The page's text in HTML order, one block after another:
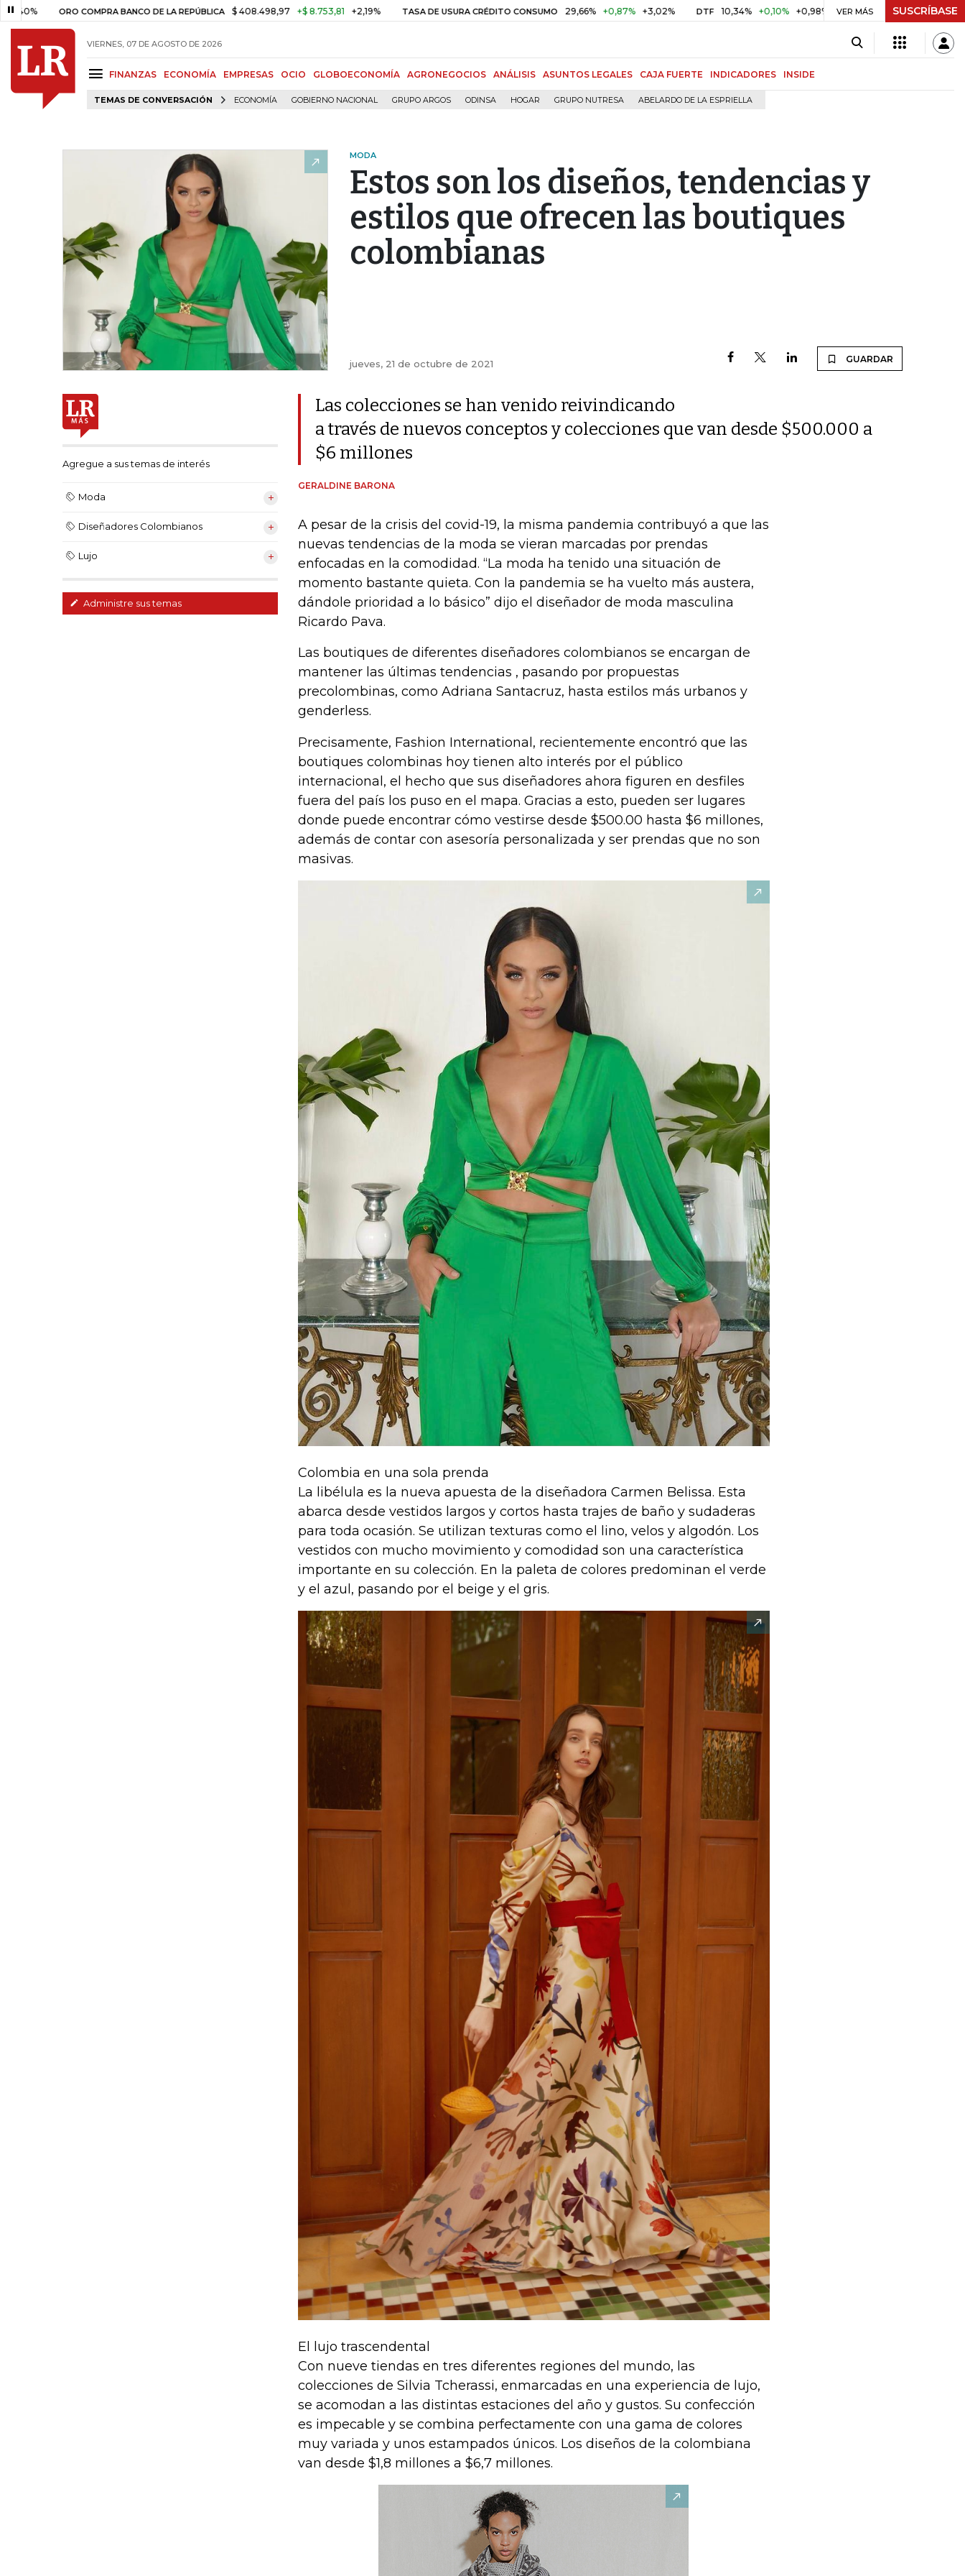
COMPRA BANCO DE LA REPÚBLICA $ 408.498,97 +$ 8.753,81 +2,19% TASA DE USURA CRÉDITO CONSUMO 29,66% +0,87% +3,02% DTF 10,34% +0,10% +0,98% UVR $ 416,91 +$ 0,05 +0,01%
VER MÁS SUSCRÍBASE
VIERNES, 07 DE AGOSTO DE 2026
FINANZAS ECONOMÍA EMPRESAS OCIO GLOBOECONOMÍA AGRONEGOCIOS ANÁLISIS ASUNTOS LEGALES CAJA FUERTE INDICADORES INSIDE
TEMAS DE CONVERSACIÓN ECONOMÍA GOBIERNO NACIONAL GRUPO ARGOS ODINSA HOGAR GRUPO NUTRESA ABELARDO DE LA ESPRIELLA
MODA
Estos son los diseños, tendencias y
estilos que ofrecen las boutiques
colombianas
jueves, 21 de octubre de 2021 GUARDAR
Agregue a sus temas de interés
Moda
Diseñadores Colombianos
Lujo
Administre sus temas
Las colecciones se han venido reivindicando
a través de nuevos conceptos y colecciones que van desde $500.000 a
$6 millones
GERALDINE BARONA
A pesar de la crisis del covid-19, la misma pandemia contribuyó a que las
nuevas tendencias de la moda se vieran marcadas por prendas
enfocadas en la comodidad. “La moda ha tenido una situación de
momento bastante quieta. Con la pandemia se ha vuelto más austera,
dándole prioridad a lo básico” dijo el diseñador de moda masculina
Ricardo Pava.
Las boutiques de diferentes diseñadores colombianos se encargan de
mantener las últimas tendencias , pasando por propuestas
precolombinas, como Adriana Santacruz, hasta estilos más urbanos y
genderless.
Precisamente, Fashion International, recientemente encontró que las
boutiques colombinas hoy tienen alto interés por el público
internacional, el hecho que sus diseñadores ahora figuren en desfiles
fuera del país los puso en el mapa. Gracias a esto, pueden ser lugares
donde puede encontrar cómo vestirse desde $500.00 hasta $6 millones,
además de contar con asesoría personalizada y ser prendas que no son
masivas.
Colombia en una sola prenda
La libélula es la nueva apuesta de la diseñadora Carmen Belissa. Esta
abarca desde vestidos largos y cortos hasta trajes de baño y sudaderas
para toda ocasión. Se utilizan texturas como el lino, velos y algodón. Los
vestidos con mucho movimiento y comodidad son una característica
importante en su colección. En la paleta de colores predominan el verde
y el azul, pasando por el beige y el gris.
El lujo trascendental
Con nueve tiendas en tres diferentes regiones del mundo, las
colecciones de Silvia Tcherassi, enmarcadas en una experiencia de lujo,
se acomodan a las distintas estaciones del año y gustos. Su confección
es impecable y se combina perfectamente con una gama de colores
muy variada y unos estampados únicos. Los diseños de la colombiana
van desde $1,8 millones a $6,7 millones.